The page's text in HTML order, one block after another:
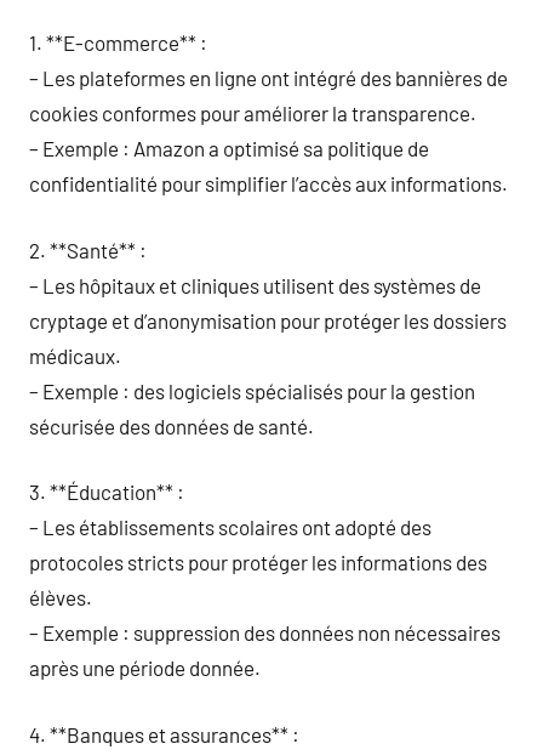
1. **E-commerce** :
– Les plateformes en ligne ont intégré des bannières de
cookies conformes pour améliorer la transparence.
– Exemple : Amazon a optimisé sa politique de
confidentialité pour simplifier l’accès aux informations.
2. **Santé** :
– Les hôpitaux et cliniques utilisent des systèmes de
cryptage et d’anonymisation pour protéger les dossiers
médicaux.
– Exemple : des logiciels spécialisés pour la gestion
sécurisée des données de santé.
3. **Éducation** :
– Les établissements scolaires ont adopté des
protocoles stricts pour protéger les informations des
élèves.
– Exemple : suppression des données non nécessaires
après une période donnée.
4. **Banques et assurances** :